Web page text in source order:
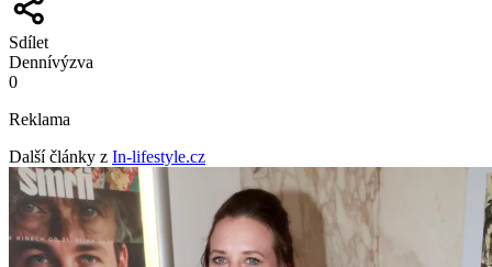
Sdílet
Dennívýzva
0
Reklama
Další články z In-lifestyle.cz